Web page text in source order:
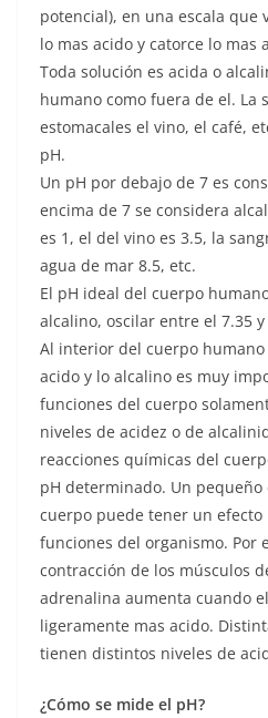
potencial), en una escala que
lo mas acido y catorce lo mas
Toda solución es acida o
humano como fuera de el. La
estomacales el vino, el café,
pH.
Un pH por debajo de 7 es
encima de 7 se considera
es 1, el del vino es 3.5, la
agua de mar 8.5, etc.
El pH ideal del cuerpo
alcalino, oscilar entre el 7.35 y
Al interior del cuerpo
acido y lo alcalino es muy
funciones del cuerpo
niveles de acidez o de
reacciones químicas del
pH determinado. Un
cuerpo puede tener un
funciones del organismo. Por
contracción de los músculos
adrenalina aumenta cuando
ligeramente mas acido.
tienen distintos niveles de
¿Cómo se mide el pH?